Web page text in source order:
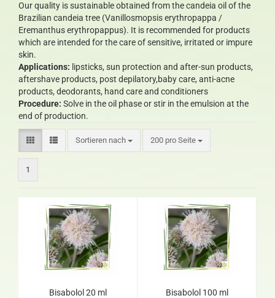
Our quality is sustainable obtained from the candeia oil of the
Brazilian candeia tree (Vanillosmopsis erythropappa /
Eremanthus erythropappus). It is recommended for products
which are intended for the care of sensitive, irritated or impure
skin.
Applications: lipsticks, sun protection and after-sun products,
aftershave products, post depilatory,baby care, anti-acne
products, deodorants, hand care and conditioners
Procedure: Solve in the oil phase or stir in the emulsion at the
end of production.
Sortieren nach 200 pro Seite
1
Bisabolol 20 ml Bisabolol 100 ml